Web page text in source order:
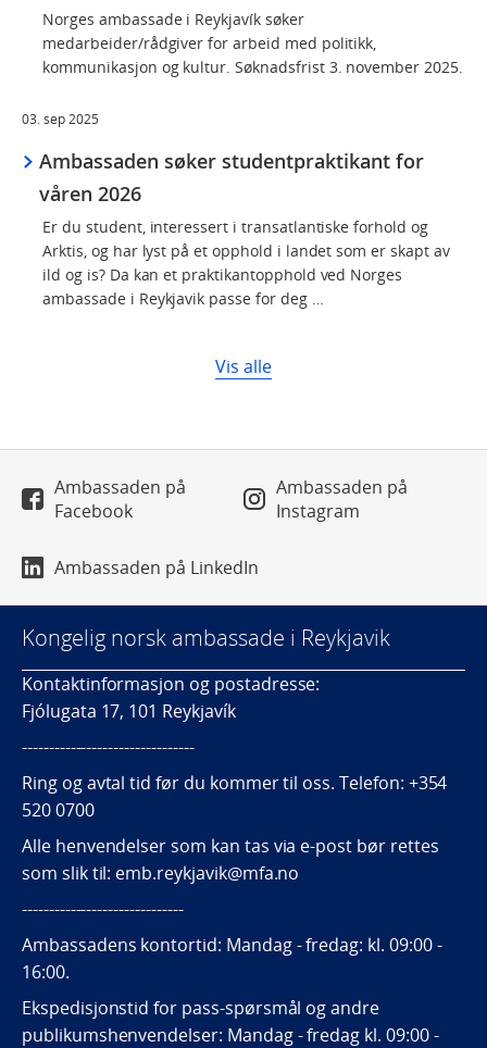
Norges ambassade i Reykjavík søker
medarbeider/rådgiver for arbeid med politikk,
kommunikasjon og kultur. Søknadsfrist 3. november 2025.
03. sep 2025
Ambassaden søker studentpraktikant for
våren 2026
Er du student, interessert i transatlantiske forhold og
Arktis, og har lyst på et opphold i landet som er skapt av
ild og is? Da kan et praktikantopphold ved Norges
ambassade i Reykjavik passe for deg …
Vis alle
Ambassaden på
Facebook
Ambassaden på
Instagram
Ambassaden på LinkedIn
Kongelig norsk ambassade i Reykjavik
Kontaktinformasjon og postadresse:
Fjólugata 17, 101 Reykjavík
--------------------------------
Ring og avtal tid før du kommer til oss. Telefon: +354
520 0700
Alle henvendelser som kan tas via e-post bør rettes
som slik til: emb.reykjavik@mfa.no
------------------------------
Ambassadens kontortid: Mandag - fredag: kl. 09:00 -
16:00.
Ekspedisjonstid for pass-spørsmål og andre
publikumshenvendelser: Mandag - fredag kl. 09:00 -